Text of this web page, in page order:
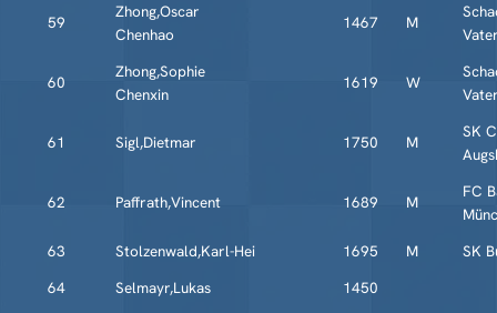
59
Zhong,Oscar
Chenhao
1467 M
60
Zhong,Sophie
Chenxin
1619 W
61 Sigl,Dietmar 1750 M
SK
62 Paffrath,Vincent 1689 M
FC
63
Stolzenwald,Karl-Hei 1695 M
SK
64
Selmayr,Lukas
1450